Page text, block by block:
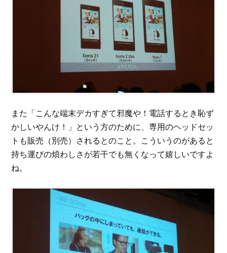
また「こんな端末デカすぎて邪魔や！電話するとき恥ず
かしいやんけ！」という方のために、専用のヘッドセッ
トも販売（別売）されるとのこと。こういうのがあると
持ち運びの煩わしさが若干でも無くなって嬉しいですよ
ね。